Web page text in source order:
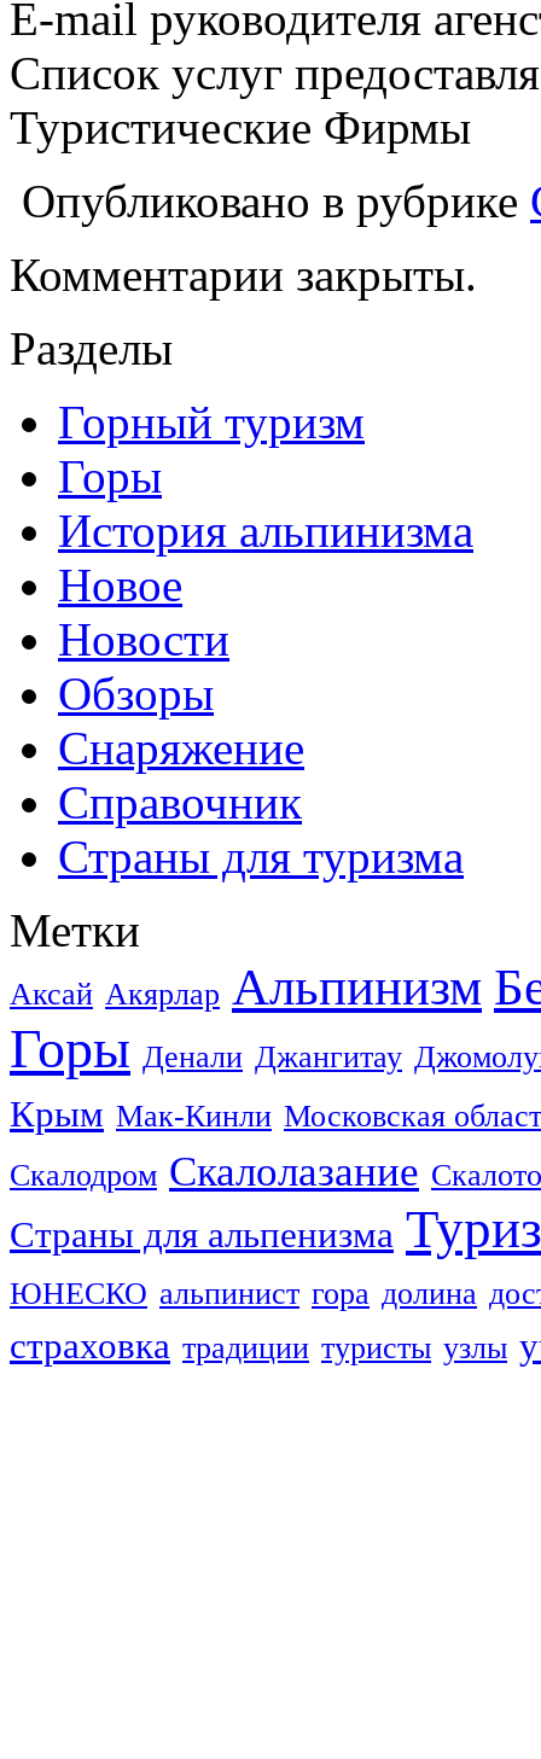
E-mail руководителя
Список услуг
Туристические Фирмы
Опубликовано в рубрике
Комментарии закрыты.
Разделы
Горный туризм
Горы
История альпинизма
Новое
Новости
Обзоры
Снаряжение
Справочник
Страны для туризма
Метки
Аксай Акярлар Альпинизм
Горы Денали Джангитау
Крым Мак-Кинли Московская
Скалодром Скалолазание
Страны для альпенизма
ЮНЕСКО альпинист гора долина
страховка традиции туристы узлы